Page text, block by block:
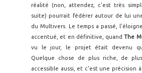
réalité (non, attendez, c'est très
suite) pourrait fédérer autour de lui
du Multivers. Le temps a passé,
accentué, et en définitive, quandThe
vu le jour, le projet était devenu
Quelque chose de plus riche, de
accessible aussi, et c'est une précision